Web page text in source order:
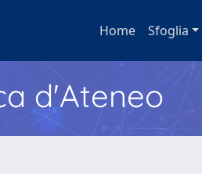
Home Sfoglia
d'Ateneo